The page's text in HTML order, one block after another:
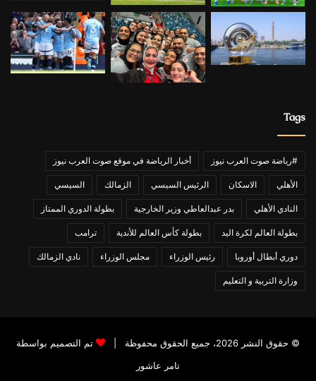
Tags
#رياضة صوت العرب نيوز أخبار الرياضة في موقع صوت العرب نيوز
الأهلي الاسكان الرئيس السيسي الزمالك السيسي
النادي الأهلي بدر عبدالعاطي وزير الخارجية بطولة الدوري الممتاز
بطولة العالم لكرة اليد بطولة كأس العالم للأندية ترامب
دوري أبطال أوروبا رئيس الوزراء مجلس الوزراء نادي الزمالك
وزارة التربية و التعليم
© حقوق النشر 2026، جميع الحقوق محفوظة |
تم التصميم بواسطة
تامر عاشور